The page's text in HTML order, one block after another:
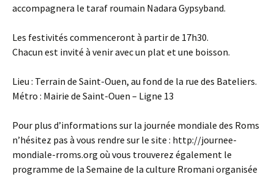
accompagnera le taraf roumain Nadara Gypsyband.
Les festivités commenceront à partir de 17h30.
Chacun est invité à venir avec un plat et une boisson.
Lieu : Terrain de Saint-Ouen, au fond de la rue des Bateliers.
Métro : Mairie de Saint-Ouen – Ligne 13
Pour plus d’informations sur la journée mondiale des Roms
n’hésitez pas à vous rendre sur le site : http://journee-
mondiale-rroms.org où vous trouverez également le
programme de la Semaine de la culture Rromani organisée